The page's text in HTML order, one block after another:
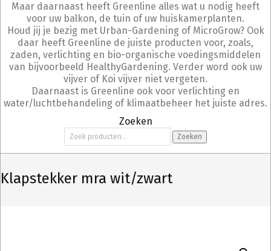
Maar daarnaast heeft Greenline alles wat u nodig heeft
voor uw balkon, de tuin of uw huiskamerplanten.
Houd jij je bezig met Urban-Gardening of MicroGrow? Ook
daar heeft Greenline de juiste producten voor, zoals,
zaden, verlichting en bio-organische voedingsmiddelen
van bijvoorbeeld HealthyGardening. Verder word ook uw
vijver of Koi vijver niet vergeten.
Daarnaast is Greenline ook voor verlichting en
water/luchtbehandeling of klimaatbeheer het juiste adres.
Zoeken
Zoeken
naar:
Zoeken
Klapstekker mra wit/zwart